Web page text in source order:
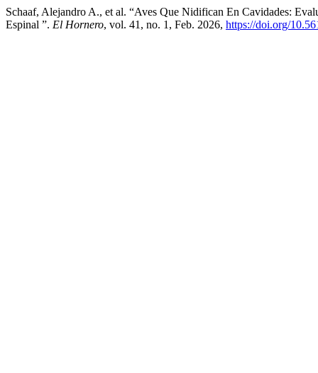
Schaaf, Alejandro A., et al. “Aves Que Nidifican En Cavidades:
Espinal ”. El Hornero, vol. 41, no. 1, Feb. 2026, https://doi.org/